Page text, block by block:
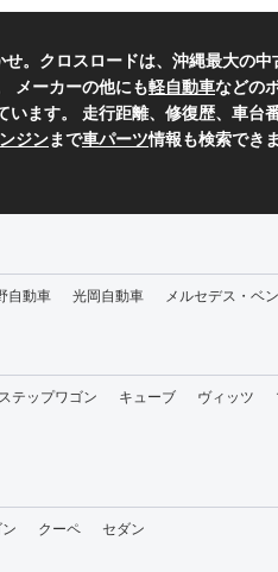
。クロスロードは、沖縄最大の中
メーカーの他にも軽自動車などの
ます。 走行距離、修復歴、車
ジンまで車パーツ情報も検索でき
自動車 光岡自動車 メルセデス・ベ
ステップワゴン キューブ ヴィッツ
クーペ セダン